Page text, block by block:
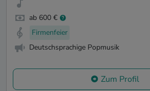
ab 600 €
Firmenfeier
Deutschsprachige Popmusik
Zum Profil